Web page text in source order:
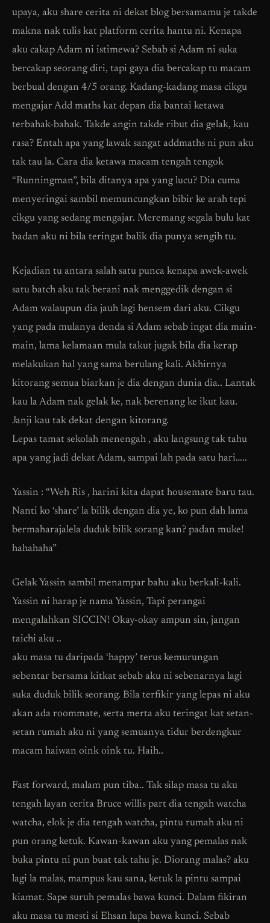
upaya, aku share cerita ni dekat blog bersamamu je takde
makna nak tulis kat platform cerita hantu ni. Kenapa
aku cakap Adam ni istimewa? Sebab si Adam ni suka
bercakap seorang diri, tapi gaya dia bercakap tu macam
berbual dengan 4/5 orang. Kadang-kadang masa cikgu
mengajar Add maths kat depan dia bantai ketawa
terbahak-bahak. Takde angin takde ribut dia gelak, kau
rasa? Entah apa yang lawak sangat addmaths ni pun aku
tak tau la. Cara dia ketawa macam tengah tengok
“Runningman”, bila ditanya apa yang lucu? Dia cuma
menyeringai sambil memuncungkan bibir ke arah tepi
cikgu yang sedang mengajar. Meremang segala bulu kat
badan aku ni bila teringat balik dia punya sengih tu.
Kejadian tu antara salah satu punca kenapa awek-awek
satu batch aku tak berani nak menggedik dengan si
Adam walaupun dia jauh lagi hensem dari aku. Cikgu
yang pada mulanya denda si Adam sebab ingat dia main-
main, lama kelamaan mula takut jugak bila dia kerap
melakukan hal yang sama berulang kali. Akhirnya
kitorang semua biarkan je dia dengan dunia dia.. Lantak
kau la Adam nak gelak ke, nak berenang ke ikut kau.
Janji kau tak dekat dengan kitorang.
Lepas tamat sekolah menengah , aku langsung tak tahu
apa yang jadi dekat Adam, sampai lah pada satu hari…..
Yassin : “Weh Ris , harini kita dapat housemate baru tau.
Nanti ko ‘share’ la bilik dengan dia ye, ko pun dah lama
bermaharajalela duduk bilik sorang kan? padan muke!
hahahaha”
Gelak Yassin sambil menampar bahu aku berkali-kali.
Yassin ni harap je nama Yassin, Tapi perangai
mengalahkan SICCIN! Okay-okay ampun sin, jangan
taichi aku ..
aku masa tu daripada ‘happy’ terus kemurungan
sebentar bersama kitkat sebab aku ni sebenarnya lagi
suka duduk bilik seorang. Bila terfikir yang lepas ni aku
akan ada roommate, serta merta aku teringat kat setan-
setan rumah aku ni yang semuanya tidur berdengkur
macam haiwan oink oink tu. Haih..
Fast forward, malam pun tiba.. Tak silap masa tu aku
tengah layan cerita Bruce willis part dia tengah watcha
watcha, elok je dia tengah watcha, pintu rumah aku ni
pun orang ketuk. Kawan-kawan aku yang pemalas nak
buka pintu ni pun buat tak tahu je. Diorang malas? aku
lagi la malas, mampus kau sana, ketuk la pintu sampai
kiamat. Sape suruh pemalas bawa kunci. Dalam fikiran
aku masa tu mesti si Ehsan lupa bawa kunci. Sebab